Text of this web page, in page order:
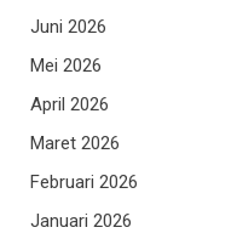
Juni 2026
Mei 2026
April 2026
Maret 2026
Februari 2026
Januari 2026